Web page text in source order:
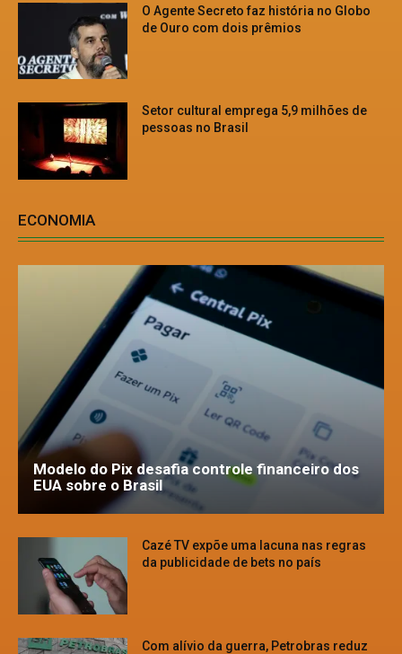
O Agente Secreto faz história no Globo
de Ouro com dois prêmios
Setor cultural emprega 5,9 milhões de
pessoas no Brasil
ECONOMIA
Modelo do Pix desafia controle financeiro dos
EUA sobre o Brasil
Cazé TV expõe uma lacuna nas regras
da publicidade de bets no país
Com alívio da guerra, Petrobras reduz